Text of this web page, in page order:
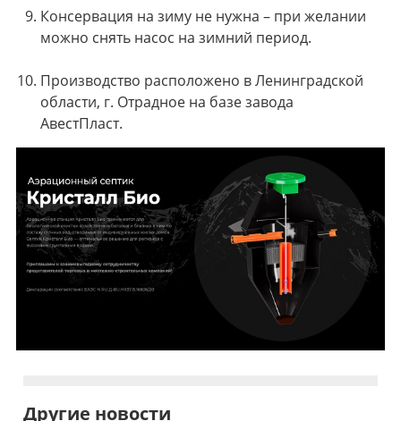
Консервация на зиму не нужна – при желании
можно снять насос на зимний период.
Производство расположено в Ленинградской
области, г. Отрадное на базе завода
АвестПласт.
Другие новости